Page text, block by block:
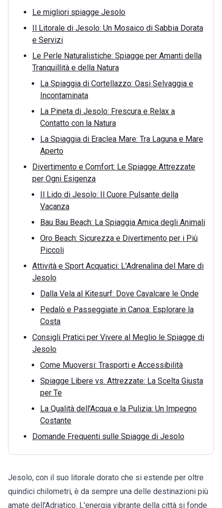
Le migliori spiagge Jesolo
Il Litorale di Jesolo: Un Mosaico di Sabbia Dorata
e Servizi
Le Perle Naturalistiche: Spiagge per Amanti della
Tranquillità e della Natura
La Spiaggia di Cortellazzo: Oasi Selvaggia e
Incontaminata
La Pineta di Jesolo: Frescura e Relax a
Contatto con la Natura
La Spiaggia di Eraclea Mare: Tra Laguna e Mare
Aperto
Divertimento e Comfort: Le Spiagge Attrezzate
per Ogni Esigenza
Il Lido di Jesolo: Il Cuore Pulsante della
Vacanza
Bau Bau Beach: La Spiaggia Amica degli Animali
Oro Beach: Sicurezza e Divertimento per i Più
Piccoli
Attività e Sport Acquatici: L'Adrenalina del Mare di
Jesolo
Dalla Vela al Kitesurf: Dove Cavalcare le Onde
Pedalò e Passeggiate in Canoa: Esplorare la
Costa
Consigli Pratici per Vivere al Meglio le Spiagge di
Jesolo
Come Muoversi: Trasporti e Accessibilità
Spiagge Libere vs. Attrezzate: La Scelta Giusta
per Te
La Qualità dell'Acqua e la Pulizia: Un Impegno
Costante
Domande Frequenti sulle Spiagge di Jesolo
Jesolo, con il suo litorale dorato che si estende per oltre
quindici chilometri, è da sempre una delle destinazioni più
amate dell'Adriatico. L'energia vibrante della città si fonde